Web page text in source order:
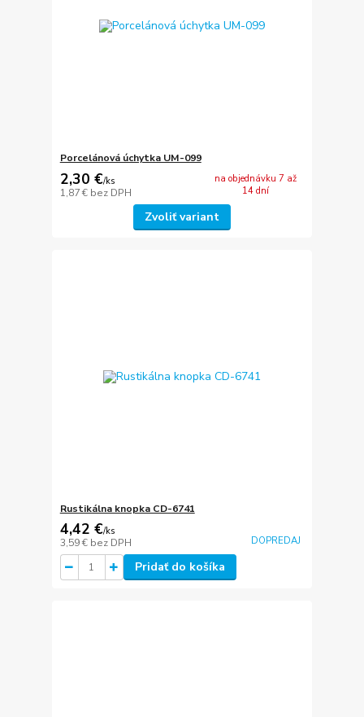
Porcelánová úchytka UM-099
2,30 €/ks
1,87 € bez DPH
na objednávku 7 až
14 dní
Zvoliť variant
Rustikálna knopka CD-6741
4,42 €/ks
3,59 € bez DPH DOPREDAJ
Pridať do košíka